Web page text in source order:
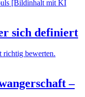
sich definiert
–